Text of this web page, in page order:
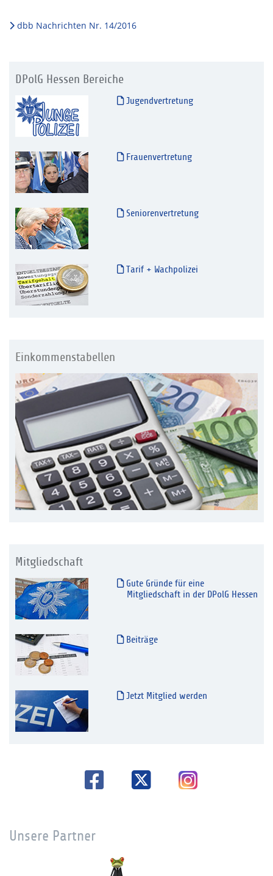
dbb Nachrichten Nr. 14/2016
DPolG Hessen Bereiche
Jugendvertretung
Frauenvertretung
Seniorenvertretung
Tarif + Wachpolizei
Einkommenstabellen
Mitgliedschaft
Gute Gründe für eine
Mitgliedschaft in der DPolG Hessen
Beiträge
Jetzt Mitglied werden
Unsere Partner